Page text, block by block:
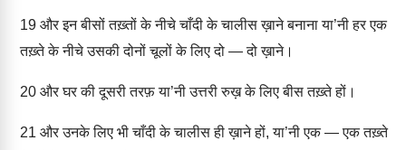
19 और इन बीसों तख़्तों के नीचे चाँदी के चालीस ख़ाने बनाना या’नी हर एक
तख़्ते के नीचे उसकी दोनों चूलों के लिए दो — दो ख़ाने।
20 और घर की दूसरी तरफ़ या’नी उत्तरी रुख़ के लिए बीस तख़्ते हों।
21 और उनके लिए भी चाँदी के चालीस ही ख़ाने हों, या’नी एक — एक तख़्ते